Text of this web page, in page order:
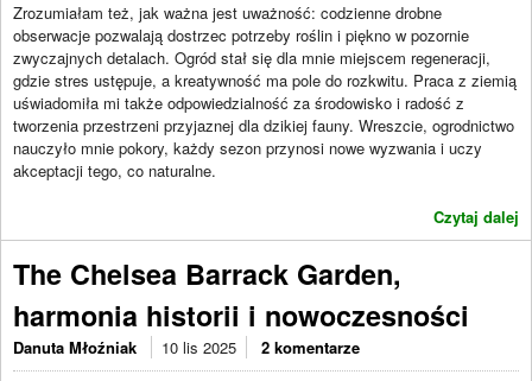
Zrozumiałam też, jak ważna jest uważność: codzienne drobne
obserwacje pozwalają dostrzec potrzeby roślin i piękno w pozornie
zwyczajnych detalach. Ogród stał się dla mnie miejscem regeneracji,
gdzie stres ustępuje, a kreatywność ma pole do rozkwitu. Praca z ziemią
uświadomiła mi także odpowiedzialność za środowisko i radość z
tworzenia przestrzeni przyjaznej dla dzikiej fauny. Wreszcie, ogrodnictwo
nauczyło mnie pokory, każdy sezon przynosi nowe wyzwania i uczy
akceptacji tego, co naturalne.
Czytaj dalej
The Chelsea Barrack Garden,
harmonia historii i nowoczesności
Danuta Młoźniak 10 lis 2025 2 komentarze